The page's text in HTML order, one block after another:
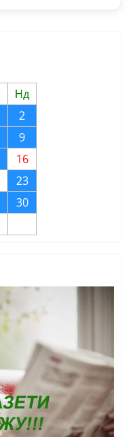
Нд
2
9
16
23
30